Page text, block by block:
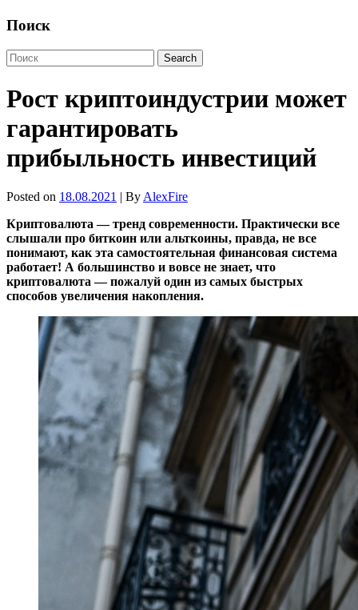
Поиск
Рост криптоиндустрии может
гарантировать
прибыльность инвестиций
Posted on 18.08.2021 | By AlexFire
Криптовалюта — тренд современности. Практически все
слышали про биткоин или альткоины, правда, не все
понимают, как эта самостоятельная финансовая система
работает! А большинство и вовсе не знает, что
криптовалюта — пожалуй один из самых быстрых
способов увеличения накопления.